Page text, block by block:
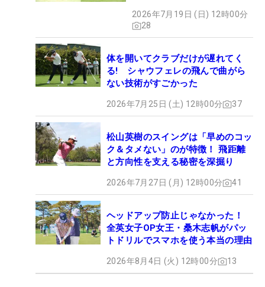
2026年7月19日 (日) 12時00分
28
体を開いてクラブだけが遅れてく
る! シャウフェレの飛んで曲がら
ない技術がすごかった
2026年7月25日 (土) 12時00分 37
松山英樹のスイングは「早めのコッ
ク＆タメない」のが特徴！ 飛距離
と方向性を支える秘密を深掘り
2026年7月27日 (月) 12時00分 41
ヘッドアップ防止じゃなかった！
全英女子OP女王・桑木志帆がパッ
トドリルでスマホを使う本当の理由
2026年8月4日 (火) 12時00分 13